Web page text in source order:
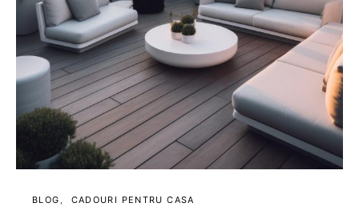
BLOG CADOURI PENTRU CASA